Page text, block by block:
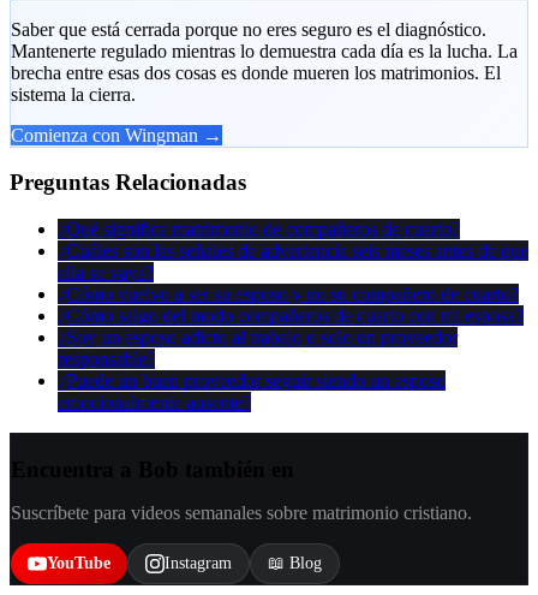
Saber que está cerrada porque no eres seguro es el diagnóstico.
Mantenerte regulado mientras lo demuestra cada día es la lucha. La
brecha entre esas dos cosas es donde mueren los matrimonios. El
sistema la cierra.
Comienza con Wingman →
Preguntas Relacionadas
¿Qué significa matrimonio de compañeros de cuarto?
¿Cuáles son las señales de advertencia seis meses antes de que
ella se vaya?
¿Cómo vuelvo a ser su esposo y no su compañero de cuarto?
¿Cómo salgo del modo compañeros de cuarto con mi esposa?
¿Soy un esposo adicto al trabajo o solo un proveedor
responsable?
¿Puede un buen proveedor seguir siendo un esposo
emocionalmente ausente?
Suscríbete para videos semanales sobre matrimonio cristiano.
YouTube Instagram 📖 Blog